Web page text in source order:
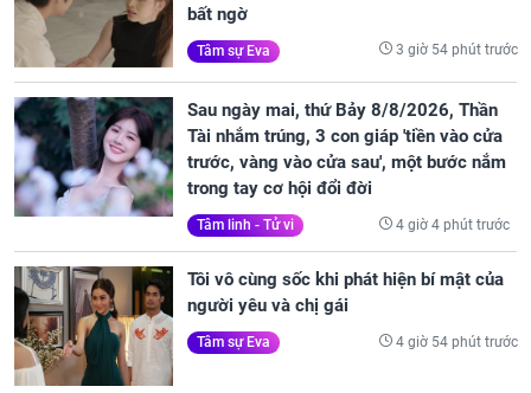
bất ngờ
Tâm sự Eva 3 giờ 54 phút trước
Sau ngày mai, thứ Bảy 8/8/2026, Thần
Tài nhắm trúng, 3 con giáp 'tiền vào cửa
trước, vàng vào cửa sau', một bước nắm
trong tay cơ hội đổi đời
Tâm linh - Tử vi 4 giờ 4 phút trước
Tôi vô cùng sốc khi phát hiện bí mật của
người yêu và chị gái
Tâm sự Eva 4 giờ 54 phút trước